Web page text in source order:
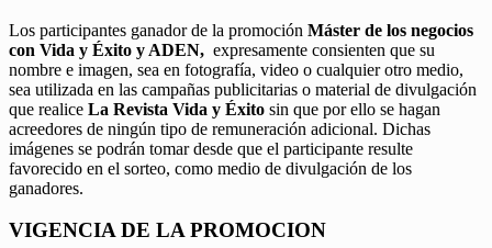
Los participantes ganador de la promoción Máster de los negocios
con Vida y Éxito y ADEN, expresamente consienten que su
nombre e imagen, sea en fotografía, video o cualquier otro medio,
sea utilizada en las campañas publicitarias o material de divulgación
que realice La Revista Vida y Éxito sin que por ello se hagan
acreedores de ningún tipo de remuneración adicional. Dichas
imágenes se podrán tomar desde que el participante resulte
favorecido en el sorteo, como medio de divulgación de los
ganadores.
VIGENCIA DE LA PROMOCION